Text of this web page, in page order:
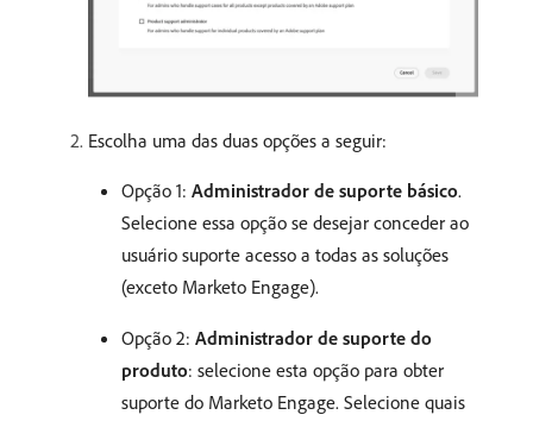
Escolha uma das duas opções a seguir:
Opção 1: Administrador de suporte básico.
Selecione essa opção se desejar conceder ao
usuário suporte acesso a todas as soluções
(exceto Marketo Engage).
Opção 2: Administrador de suporte do
produto: selecione esta opção para obter
suporte do Marketo Engage. Selecione quais